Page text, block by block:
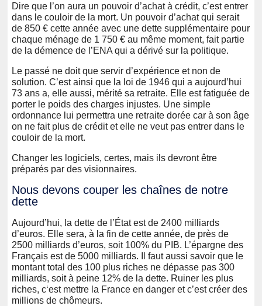
Dire que l’on aura un pouvoir d’achat à crédit, c’est entrer
dans le couloir de la mort. Un pouvoir d’achat qui serait
de 850 € cette année avec une dette supplémentaire pour
chaque ménage de 1 750 € au même moment, fait partie
de la démence de l’ENA qui a dérivé sur la politique.
Le passé ne doit que servir d’expérience et non de
solution. C’est ainsi que la loi de 1946 qui a aujourd’hui
73 ans a, elle aussi, mérité sa retraite. Elle est fatiguée de
porter le poids des charges injustes. Une simple
ordonnance lui permettra une retraite dorée car à son âge
on ne fait plus de crédit et elle ne veut pas entrer dans le
couloir de la mort.
Changer les logiciels, certes, mais ils devront être
préparés par des visionnaires.
Nous devons couper les chaînes de notre
dette
Aujourd’hui, la dette de l’État est de 2400 milliards
d’euros. Elle sera, à la fin de cette année, de près de
2500 milliards d’euros, soit 100% du PIB. L’épargne des
Français est de 5000 milliards. Il faut aussi savoir que le
montant total des 100 plus riches ne dépasse pas 300
milliards, soit à peine 12% de la dette. Ruiner les plus
riches, c‘est mettre la France en danger et c’est créer des
millions de chômeurs.